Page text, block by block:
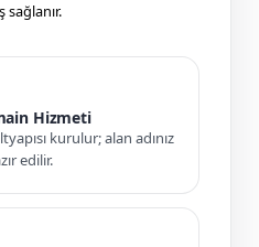
sağlanır.
Hizmeti
kurulur; alan adınız
edilir.